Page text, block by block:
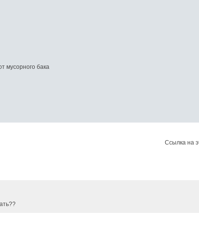
мусорного бака
Ссылка на